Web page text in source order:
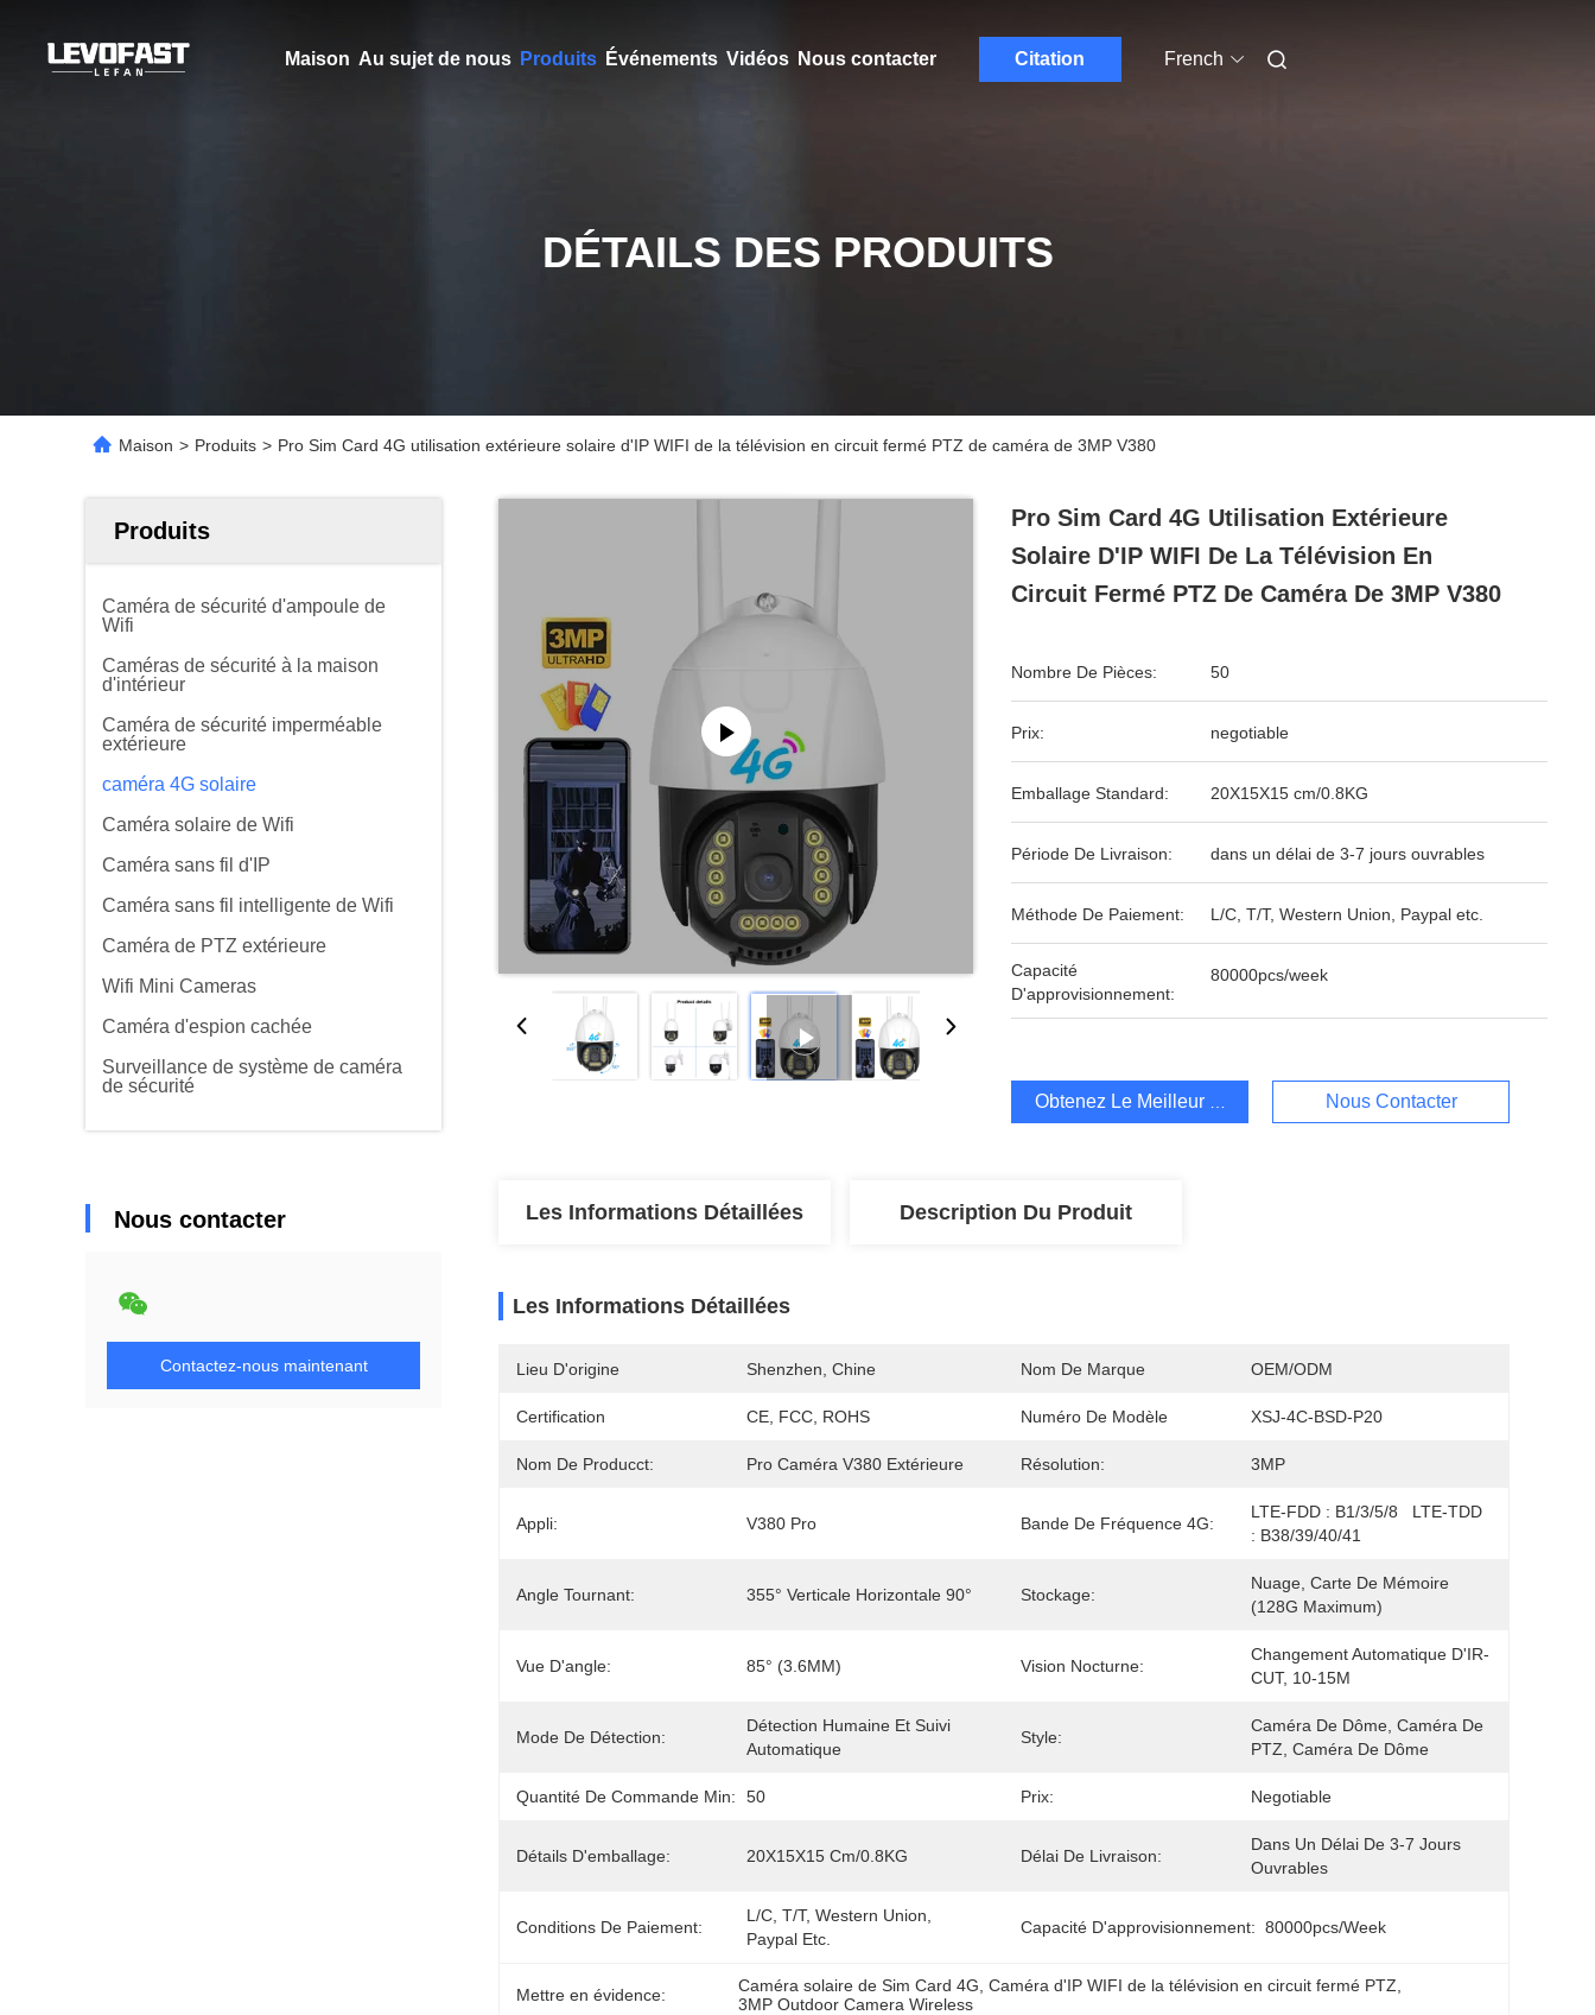
Maison Au sujet de nous Produits Événements Vidéos Nous contacter Citation French
DÉTAILS DES PRODUITS
Maison > Produits > Pro Sim Card 4G utilisation extérieure solaire d'IP WIFI de la télévision en circuit fermé PTZ de caméra de 3MP V380
Produits
Caméra de sécurité d'ampoule de
Wifi
Caméras de sécurité à la maison
d'intérieur
Caméra de sécurité imperméable
extérieure
caméra 4G solaire
Caméra solaire de Wifi
Caméra sans fil d'IP
Caméra sans fil intelligente de Wifi
Caméra de PTZ extérieure
Wifi Mini Cameras
Caméra d'espion cachée
Surveillance de système de caméra
de sécurité
Nous contacter
Contactez-nous maintenant
Pro Sim Card 4G Utilisation Extérieure
Solaire D'IP WIFI De La Télévision En
Circuit Fermé PTZ De Caméra De 3MP V380
Nombre De Pièces: 50
Prix: negotiable
Emballage Standard: 20X15X15 cm/0.8KG
Période De Livraison: dans un délai de 3-7 jours ouvrables
Méthode De Paiement: L/C, T/T, Western Union, Paypal etc.
Capacité
D'approvisionnement:
80000pcs/week
Obtenez Le Meilleur Prix Nous Contacter
Les Informations Détaillées Description Du Produit
Les Informations Détaillées
Lieu D'origine Shenzhen, Chine Nom De Marque OEM/ODM
Certification CE, FCC, ROHS Numéro De Modèle XSJ-4C-BSD-P20
Nom De Producct: Pro Caméra V380 Extérieure Résolution: 3MP
Appli: V380 Pro Bande De Fréquence 4G:
LTE-FDD : B1/3/5/8   LTE-TDD
: B38/39/40/41
Angle Tournant: 355° Verticale Horizontale 90° Stockage:
Nuage, Carte De Mémoire
(128G Maximum)
Vue D'angle: 85° (3.6MM) Vision Nocturne:
Changement Automatique D'IR-
CUT, 10-15M
Mode De Détection:
Détection Humaine Et Suivi
Automatique
Style:
Caméra De Dôme, Caméra De
PTZ, Caméra De Dôme
Quantité De Commande Min: 50 Prix: Negotiable
Détails D'emballage: 20X15X15 Cm/0.8KG Délai De Livraison:
Dans Un Délai De 3-7 Jours
Ouvrables
Conditions De Paiement:
L/C, T/T, Western Union,
Paypal Etc.
Capacité D'approvisionnement: 80000pcs/week
Mettre en évidence: Caméra solaire de Sim Card 4G , Caméra d'IP WIFI de la télévision en circuit fermé PTZ
3MP Outdoor Camera Wireless